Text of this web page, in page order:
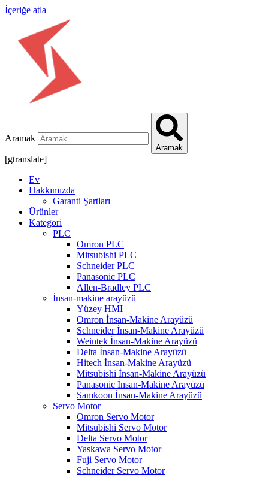
İçeriğe atla
Aramak
Aramak
[gtranslate]
Ev
Hakkımızda
Garanti Şartları
Ürünler
Kategori
PLC
Omron PLC
Mitsubishi PLC
Schneider PLC
Panasonic PLC
Allen-Bradley PLC
İnsan-makine arayüzü
Yüzey HMI
Omron İnsan-Makine Arayüzü
Schneider İnsan-Makine Arayüzü
Weintek İnsan-Makine Arayüzü
Delta İnsan-Makine Arayüzü
Hitech İnsan-Makine Arayüzü
Mitsubishi İnsan-Makine Arayüzü
Panasonic İnsan-Makine Arayüzü
Samkoon İnsan-Makine Arayüzü
Servo Motor
Omron Servo Motor
Mitsubishi Servo Motor
Delta Servo Motor
Yaskawa Servo Motor
Fuji Servo Motor
Schneider Servo Motor